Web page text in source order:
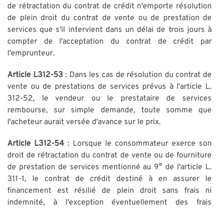
de rétractation du contrat de crédit n'emporte résolution
de plein droit du contrat de vente ou de prestation de
services que s'il intervient dans un délai de trois jours à
compter de l'acceptation du contrat de crédit par
l'emprunteur.
Article L312-53: Dans les cas de résolution du contrat de
vente ou de prestations de services prévus à l'article L.
312-52, le vendeur ou le prestataire de services
rembourse, sur simple demande, toute somme que
l'acheteur aurait versée d'avance sur le prix.
Article L312-54 : Lorsque le consommateur exerce son
droit de rétractation du contrat de vente ou de fourniture
de prestation de services mentionné au 9° de l'article L.
311-1, le contrat de crédit destiné à en assurer le
financement est résilié de plein droit sans frais ni
indemnité, à l'exception éventuellement des frais